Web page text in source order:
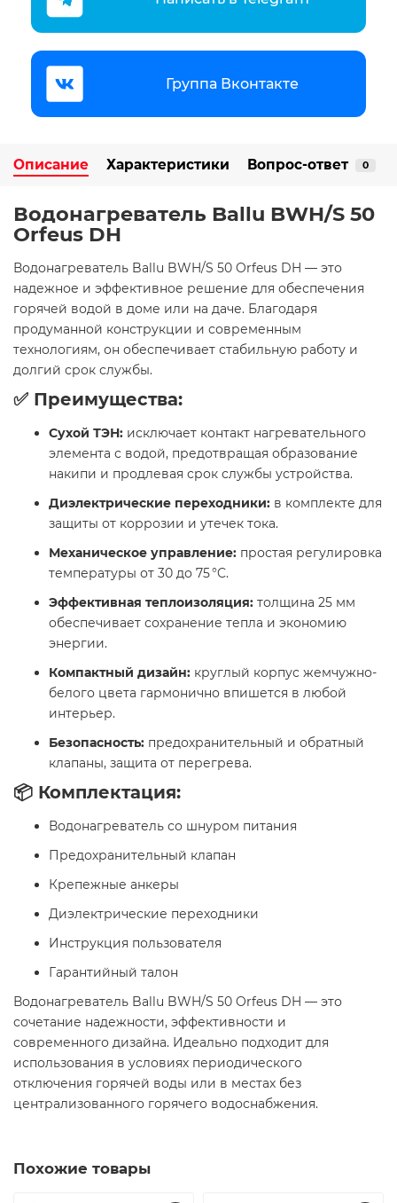
Группа Вконтакте
Описание Характеристики Вопрос-ответ 0
Водонагреватель Ballu BWH/S 50
Orfeus DH
Водонагреватель Ballu BWH/S 50 Orfeus DH — это
надежное и эффективное решение для обеспечения
горячей водой в доме или на даче. Благодаря
продуманной конструкции и современным
технологиям, он обеспечивает стабильную работу и
долгий срок службы.​
✅ Преимущества:
Сухой ТЭН: исключает контакт нагревательного
элемента с водой, предотвращая образование
накипи и продлевая срок службы устройства.
Диэлектрические переходники: в комплекте для
защиты от коррозии и утечек тока.
Механическое управление: простая регулировка
температуры от 30 до 75 °C.
Эффективная теплоизоляция: толщина 25 мм
обеспечивает сохранение тепла и экономию
энергии.
Компактный дизайн: круглый корпус жемчужно-
белого цвета гармонично впишется в любой
интерьер.
Безопасность: предохранительный и обратный
клапаны, защита от перегрева.​
📦 Комплектация:
Водонагреватель со шнуром питания
Предохранительный клапан
Крепежные анкеры
Диэлектрические переходники
Инструкция пользователя
Гарантийный талон​
Водонагреватель Ballu BWH/S 50 Orfeus DH — это
сочетание надежности, эффективности и
современного дизайна. Идеально подходит для
использования в условиях периодического
отключения горячей воды или в местах без
централизованного горячего водоснабжения.
Похожие товары